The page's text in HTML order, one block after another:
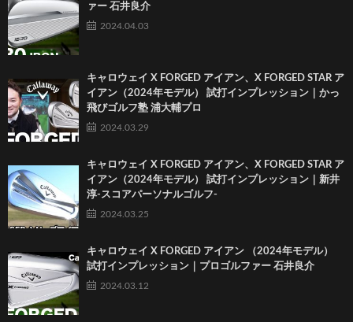
ァー 石井良介
2024.04.03
キャロウェイ X FORGED アイアン、X FORGED STAR ア
イアン（2024年モデル） 試打インプレッション｜かっ
飛びゴルフ塾 浦大輔プロ
2024.03.29
キャロウェイ X FORGED アイアン、X FORGED STAR ア
イアン（2024年モデル） 試打インプレッション｜新井
淳-スコアパーソナルゴルフ-
2024.03.25
キャロウェイ X FORGED アイアン （2024年モデル）
試打インプレッション｜プロゴルファー 石井良介
2024.03.12